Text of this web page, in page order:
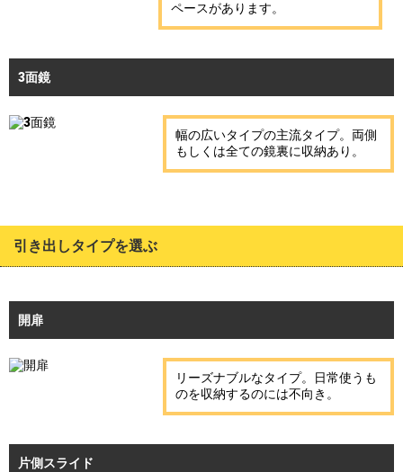
ペースがあります。
3面鏡
幅の広いタイプの主流タイプ。両側
もしくは全ての鏡裏に収納あり。
引き出しタイプを選ぶ
開扉
リーズナブルなタイプ。日常使うも
のを収納するのには不向き。
片側スライド